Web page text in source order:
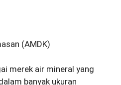
(AMDK)
merek air mineral yang
banyak ukuran